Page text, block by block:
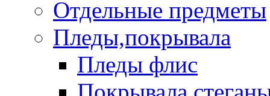
Отдельные предметы
Пледы,покрывала
Пледы флис